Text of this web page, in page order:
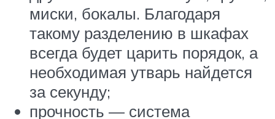
миски, бокалы. Благодаря
такому разделению в шкафах
всегда будет царить порядок, а
необходимая утварь найдется
за секунду;
прочность — система